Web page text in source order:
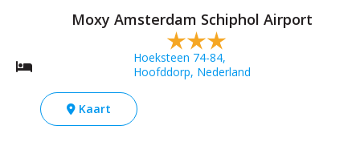
Moxy Amsterdam Schiphol Airport
Hoeksteen 74-84,
Hoofddorp, Nederland
Kaart